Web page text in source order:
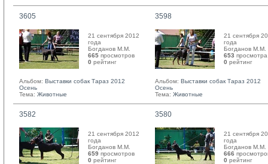
3605
21 сентября 2012
года
Богданов М.М.
665 просмотров
0 рейтинг
Альбом: Выставки собак Тараз 2012
Осень
Тема: Животные
3598
21 сентября
года
Богданов М.М.
653 просмотра
0 рейтинг
Альбом: Выставки собак Тараз 2012
Осень
Тема: Животные
3582
21 сентября 2012
года
Богданов М.М.
659 просмотров
0 рейтинг
3580
21 сентября
года
Богданов М.М.
666
0 рейтинг